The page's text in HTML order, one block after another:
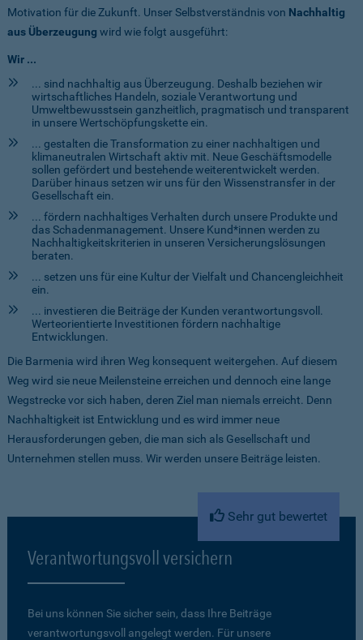
Motivation für die Zukunft. Unser Selbstverständnis von Nachhaltig
aus Überzeugung wird wie folgt ausgeführt:
Wir ...
... sind nachhaltig aus Überzeugung. Deshalb beziehen wir
wirtschaftliches Handeln, soziale Verantwortung und
Umweltbewusstsein ganzheitlich, pragmatisch und transparent
in unsere Wertschöpfungskette ein.
... gestalten die Transformation zu einer nachhaltigen und
klimaneutralen Wirtschaft aktiv mit. Neue Geschäftsmodelle
sollen gefördert und bestehende weiterentwickelt werden.
Darüber hinaus setzen wir uns für den Wissenstransfer in der
Gesellschaft ein.
... fördern nachhaltiges Verhalten durch unsere Produkte und
das Schadenmanagement. Unsere Kund*innen werden zu
Nachhaltigkeitskriterien in unseren Versicherungslösungen
beraten.
... setzen uns für eine Kultur der Vielfalt und Chancengleichheit
ein.
... investieren die Beiträge der Kunden verantwortungsvoll.
Werteorientierte Investitionen fördern nachhaltige
Entwicklungen.
Die Barmenia wird ihren Weg konsequent weitergehen. Auf diesem
Weg wird sie neue Meilensteine erreichen und dennoch eine lange
Wegstrecke vor sich haben, deren Ziel man niemals erreicht. Denn
Nachhaltigkeit ist Entwicklung und es wird immer neue
Herausforderungen geben, die man sich als Gesellschaft und
Unternehmen stellen muss. Wir werden unsere Beiträge leisten.
Sehr gut bewertet
Verantwortungsvoll versichern
Bei uns können Sie sicher sein, dass Ihre Beiträge
verantwortungsvoll angelegt werden. Für unsere